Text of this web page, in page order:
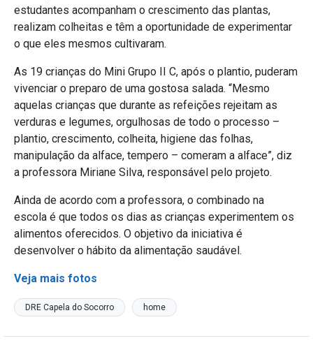
estudantes acompanham o crescimento das plantas,
realizam colheitas e têm a oportunidade de experimentar
o que eles mesmos cultivaram.
As 19 crianças do Mini Grupo II C, após o plantio, puderam
vivenciar o preparo de uma gostosa salada. “Mesmo
aquelas crianças que durante as refeições rejeitam as
verduras e legumes, orgulhosas de todo o processo –
plantio, crescimento, colheita, higiene das folhas,
manipulação da alface, tempero – comeram a alface”, diz
a professora Miriane Silva, responsável pelo projeto.
Ainda de acordo com a professora, o combinado na
escola é que todos os dias as crianças experimentem os
alimentos oferecidos. O objetivo da iniciativa é
desenvolver o hábito da alimentação saudável.
Veja mais fotos
DRE Capela do Socorro home